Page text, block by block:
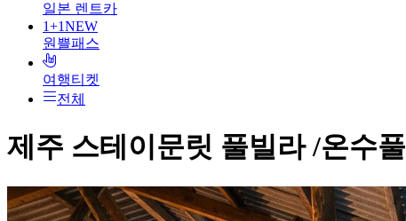
일본 렌트카
1+1NEW
원쁠패스
여행티켓
전체
제주 스테이문릿 풀빌라 /온수풀